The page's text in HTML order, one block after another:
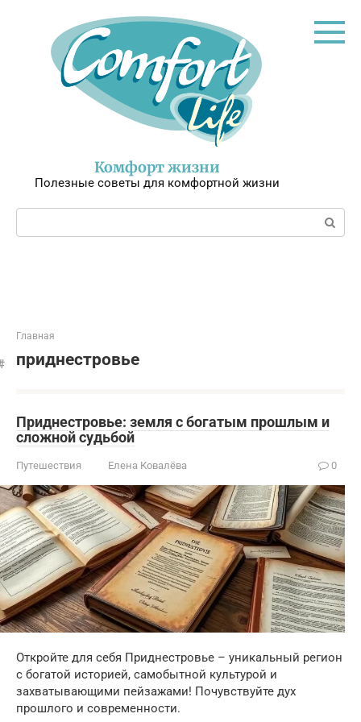
Комфорт жизни
Полезные советы для комфортной жизни
Поиск:
Главная
приднестровье
Приднестровье: земля с богатым прошлым и
сложной судьбой
Путешествия Елена Ковалёва 0
Откройте для себя Приднестровье – уникальный регион
с богатой историей, самобытной культурой и
захватывающими пейзажами! Почувствуйте дух
прошлого и современности.